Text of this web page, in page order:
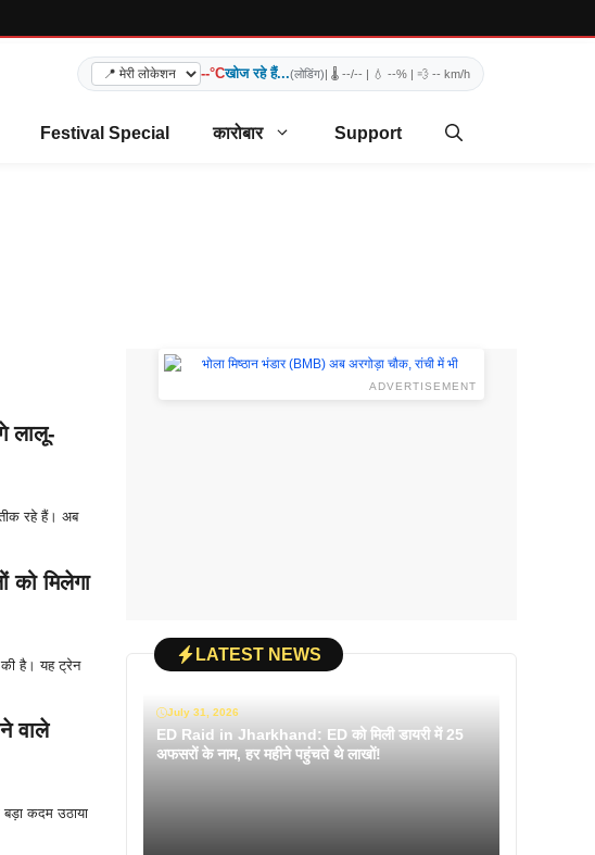
--°Cखोज रहे हैं...(लोडिंग)| 🌡️ --/-- | 💧 --% | 💨 -- km/h
Festival Special कारोबार Support
लालू-
रहे हैं। अब
को मिलेगा
है। यह ट्रेन
वाले
कदम उठाया
ADVERTISEMENT
LATEST NEWS
July 31, 2026
ED Raid in Jharkhand: ED को मिली डायरी में 25
अफसरों के नाम, हर महीने पहुंचते थे लाखों!